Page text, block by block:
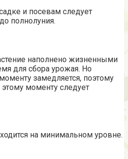
и посевам следует
полнолуния.
наполнено жизненными
для сбора урожая. Но
замедляется, поэтому
моменту следует
на минимальном уровне.